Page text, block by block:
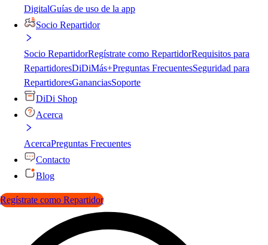
DigitalGuías de uso de la app
Socio Repartidor
Socio RepartidorRegístrate como RepartidorRequisitos para
RepartidoresDiDiMás+Preguntas FrecuentesSeguridad para
RepartidoresGananciasSoporte
DiDi Shop
Acerca
AcercaPreguntas Frecuentes
Contacto
Blog
Regístrate como Repartidor